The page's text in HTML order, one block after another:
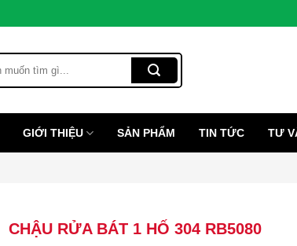
GIỚI THIỆU SẢN PHẨM TIN TỨC TƯ
CHẬU RỬA BÁT 1 HỐ 304 RB5080